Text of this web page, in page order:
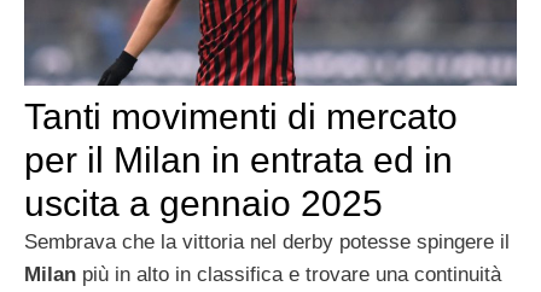
Tanti movimenti di mercato
per il Milan in entrata ed in
uscita a gennaio 2025
Sembrava che la vittoria nel derby potesse spingere il
Milan più in alto in classifica e trovare una continuità